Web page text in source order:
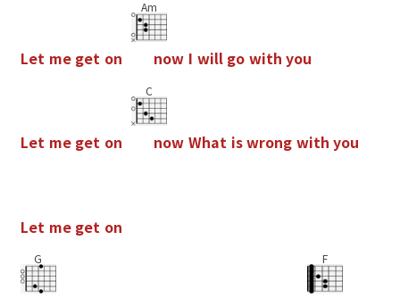
Let me get on
Am
now I will go with you
Let me get on
C
now What iswrong with you
Let me get on
G F